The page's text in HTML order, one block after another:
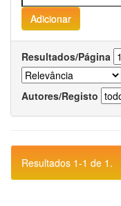
Resultados/Página
Autores/Registo
Resultados 1-1 de 1.